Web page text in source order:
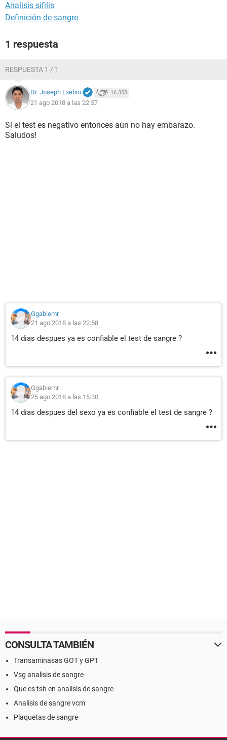
Analisis sifilis
Definición de sangre
1 respuesta
RESPUESTA 1 / 1
Dr. Joseph Exebio 16.358
21 ago 2018 a las 22:57
Si el test es negativo entonces aún no hay embarazo.
Saludos!
Ggabiemr
21 ago 2018 a las 22:58
14 dias despues ya es confiable el test de sangre ?
Ggabiemr
25 ago 2018 a las 15:30
14 dias despues del sexo ya es confiable el test de sangre ?
CONSULTA TAMBIÉN
Transaminasas GOT y GPT
Vsg analisis de sangre
Que es tsh en analisis de sangre
Analisis de sangre vcm
Plaquetas de sangre